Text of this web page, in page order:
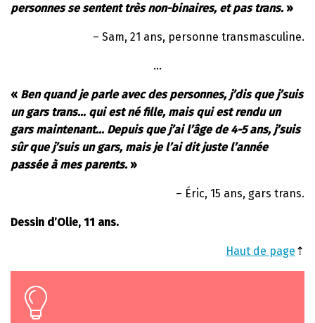
personnes se sentent très non-binaires, et pas trans.»
– Sam, 21 ans, personne transmasculine.
…
« Ben quand je parle avec des personnes, j’dis que j’suis
un gars trans… qui est né fille, mais qui est rendu un
gars maintenant… Depuis que j’ai l’âge de 4-5 ans, j’suis
sûr que j’suis un gars, mais je l’ai dit juste l’année
passée à mes parents.»
– Éric, 15 ans, gars trans.
Dessin d’Olie, 11 ans.
Haut de page ⇡